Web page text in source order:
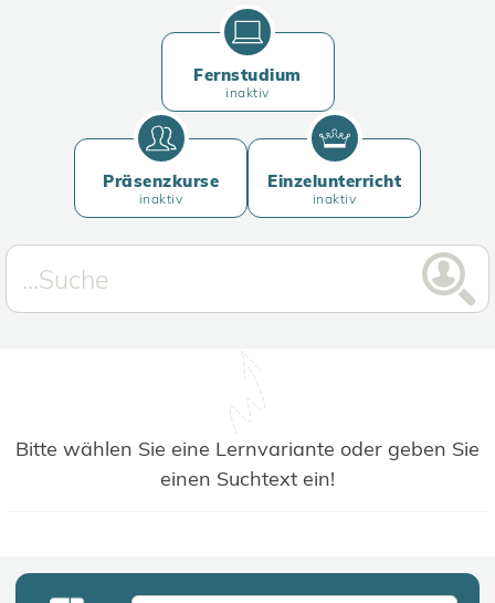
Fernstudium
inaktiv
Präsenzkurse
inaktiv
Einzelunterricht
inaktiv
Bitte wählen Sie eine Lernvariante oder geben Sie
einen Suchtext ein!